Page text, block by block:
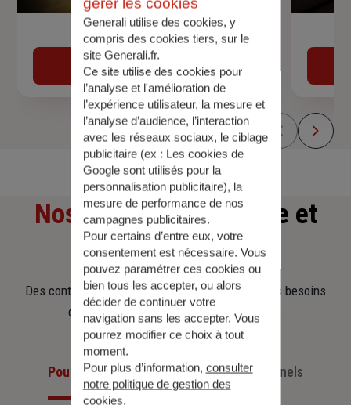
Devis assurance auto
Obtenir une estimation
Nos offresd'assurance et
d'épargne
Des contrats clairs et flexibles pour sécuriser vos besoins
d’aujourd’hui et anticiper ceux de demain.
Pour les particuliersPour les professionnels
Generali utilise des cookies, y
compris des cookies tiers, sur le
site Generali.fr.
Ce site utilise des cookies pour
l’analyse et l'amélioration de
l’expérience utilisateur, la mesure et
l’analyse d’audience, l’interaction
avec les réseaux sociaux, le ciblage
publicitaire (ex : Les cookies de
Google sont utilisés pour la
personnalisation publicitaire), la
mesure de performance de nos
campagnes publicitaires.
Pour certains d’entre eux, votre
consentement est nécessaire. Vous
pouvez paramétrer ces cookies ou
bien tous les accepter, ou alors
décider de continuer votre
navigation sans les accepter. Vous
pourrez modifier ce choix à tout
moment.
Pour plus d’information, consulter
notre politique de gestion des
cookies.